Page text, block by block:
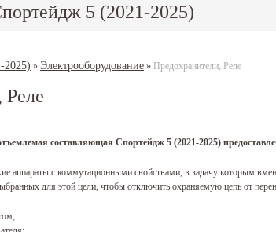
5 (2021-2025)
2025) » Электрооборудование » Предохранители, Реле
Реле
составляющая Спортейдж 5 (2021-2025)
аппараты с коммутационными свойствами, в задачу которым
для этой цели, чтобы отключить охраняемую цепь от